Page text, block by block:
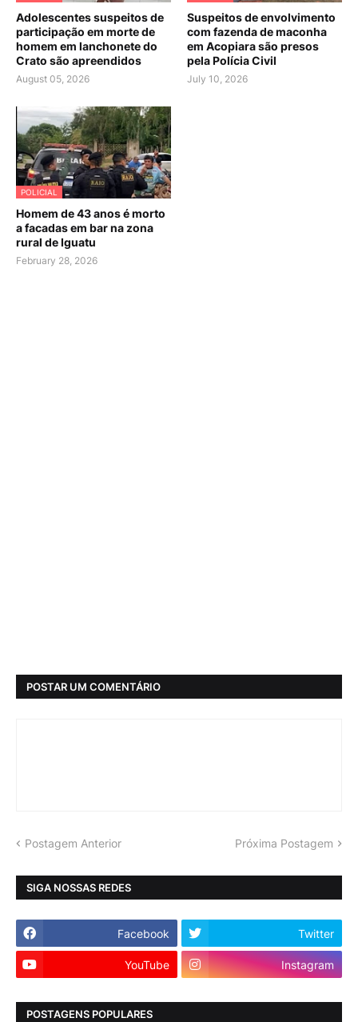
Adolescentes suspeitos de
participação em morte de
homem em lanchonete do
Crato são apreendidos
August 05, 2026
Suspeitos de envolvimento
com fazenda de maconha
em Acopiara são presos
pela Polícia Civil
July 10, 2026
POLICIAL
Homem de 43 anos é morto
a facadas em bar na zona
rural de Iguatu
February 28, 2026
POSTAR UM COMENTÁRIO
Postagem Anterior Próxima Postagem
SIGA NOSSAS REDES
Facebook Twitter
YouTube Instagram
POSTAGENS POPULARES